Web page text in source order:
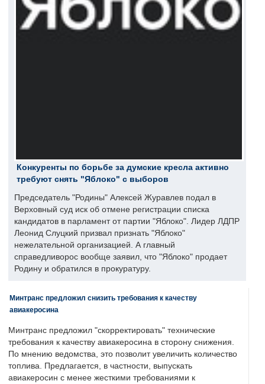
Конкуренты по борьбе за думские кресла активно
требуют снять "Яблоко" с выборов
Председатель "Родины" Алексей Журавлев подал в
Верховный суд иск об отмене регистрации списка
кандидатов в парламент от партии "Яблоко". Лидер ЛДПР
Леонид Слуцкий призвал признать "Яблоко"
нежелательной организацией. А главный
справедливорос вообще заявил, что "Яблоко" продает
Родину и обратился в прокуратуру.
Минтранс предложил снизить требования к качеству
авиакеросина
Минтранс предложил "скорректировать" технические
требования к качеству авиакеросина в сторону снижения.
По мнению ведомства, это позволит увеличить количество
топлива. Предлагается, в частности, выпускать
авиакеросин с менее жесткими требованиями к